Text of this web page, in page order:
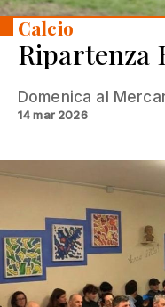
Calcio
Ripartenza
Domenica al
14 mar 2026